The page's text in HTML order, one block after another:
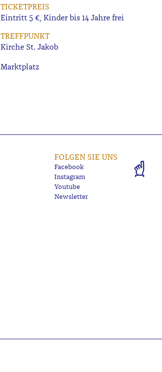
TICKETPREIS
Eintritt 5 €, Kinder bis 14 Jahre frei
TREFFPUNKT
Kirche St. Jakob
Marktplatz
FOLGEN SIE UNS
Facebook
Instagram
Youtube
Newsletter